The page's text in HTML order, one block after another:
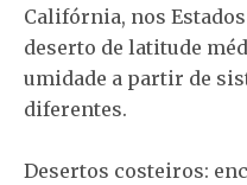
Califórnia, nos
deserto de latitude
umidade a partir de
diferentes.
Desertos costeiros: